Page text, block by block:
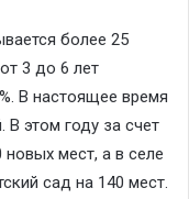
более 25
3 до 6 лет
В настоящее время
В этом году за счет
мест, а в селе
сад на 140 мест.